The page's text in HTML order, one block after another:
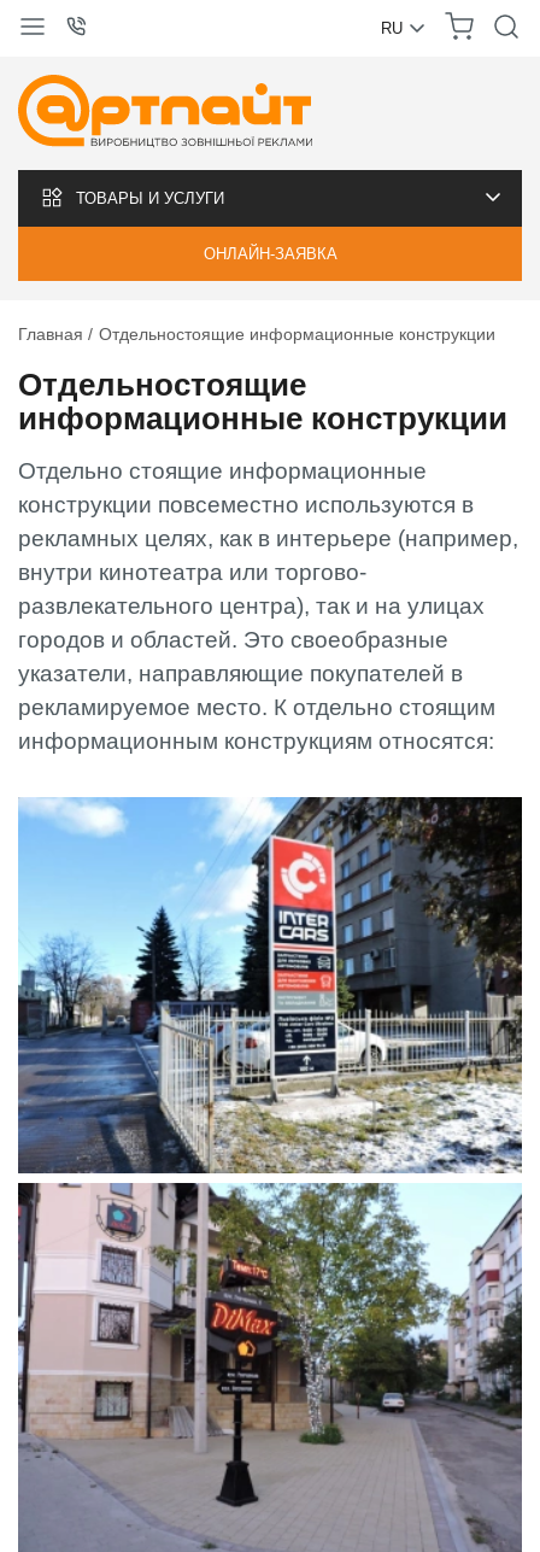
RU
ТОВАРЫ И УСЛУГИ
ОНЛАЙН-ЗАЯВКА
Главная Отдельностоящие информационные конструкции
Отдельностоящие
информационные конструкции
Отдельно стоящие информационные
конструкции повсеместно используются в
рекламных целях, как в интерьере (например,
внутри кинотеатра или торгово-
развлекательного центра), так и на улицах
городов и областей. Это своеобразные
указатели, направляющие покупателей в
рекламируемое место. К отдельно стоящим
информационным конструкциям относятся: